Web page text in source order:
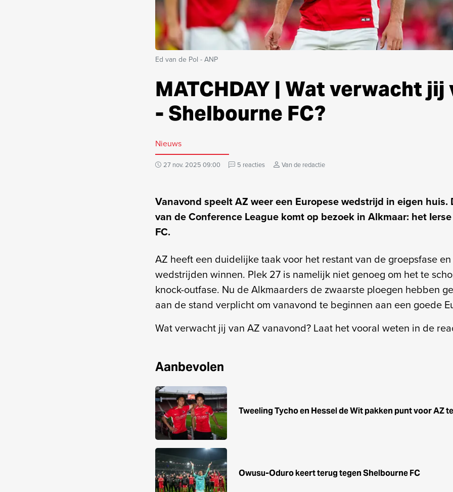
Ed van de Pol - ANP
MATCHDAY | Wat verwacht jij
- Shelbourne FC?
Nieuws
27 nov. 2025 09:00 5 reacties Van de redactie
Vanavond speelt AZ weer een Europese wedstrijd in eigen huis.
van de Conference League komt op bezoek in Alkmaar: het
FC.
AZ heeft een duidelijke taak voor het restant van de groepsfase
wedstrijden winnen. Plek 27 is namelijk niet genoeg om het te
knock-outfase. Nu de Alkmaarders de zwaarste ploegen hebben
aan de stand verplicht om vanavond te beginnen aan een goede
Wat verwacht jij van AZ vanavond? Laat het vooral weten in de
Aanbevolen
Tweeling Tycho en Hessel de Wit pakken punt voor AZ
Owusu-Oduro keert terug tegen Shelbourne FC